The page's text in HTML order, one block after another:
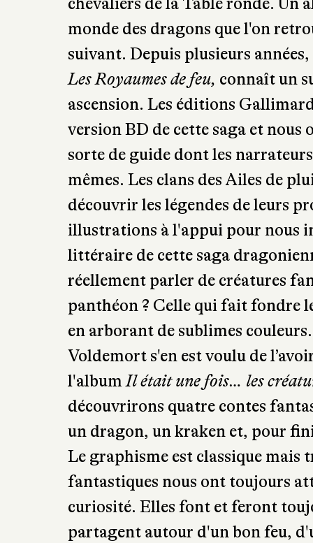
chevaliers de la Table ronde. Un
monde des dragons que l'on
suivant. Depuis plusieurs
Les Royaumes de feu,connaît un
ascension. Les éditions
version BD de cette saga et
sorte de guide dont les
mêmes. Les clans des Ailes de
découvrir les légendes de leurs
illustrations à l'appui pour nous
littéraire de cette saga
réellement parler de créatures
panthéon ? Celle qui fait fondre
en arborant de sublimes
Voldemort s'en est voulu de
l'albumIl était une fois… les
découvrirons quatre contes
un dragon, un kraken et, pour
Le graphisme est classique mais
fantastiques nous ont toujours
curiosité. Elles font et feront